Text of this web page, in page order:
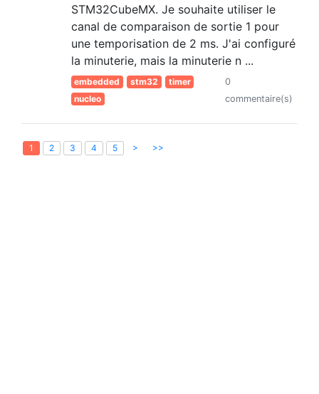
STM32CubeMX. Je souhaite utiliser le
canal de comparaison de sortie 1 pour
une temporisation de 2 ms. J'ai configuré
la minuterie, mais la minuterie n ...
embedded stm32
timer
nucleo
0
commentaire(s)
1 2 3 4 5 > >>